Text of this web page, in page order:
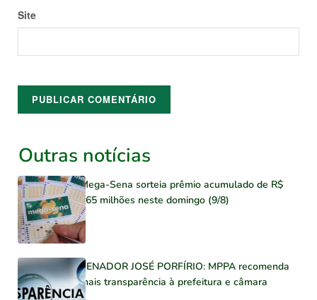
Site
Outras notícias
Mega-Sena sorteia prêmio acumulado de R$
165 milhões neste domingo (9/8)
SENADOR JOSÉ PORFÍRIO: MPPA recomenda
mais transparência à prefeitura e câmara